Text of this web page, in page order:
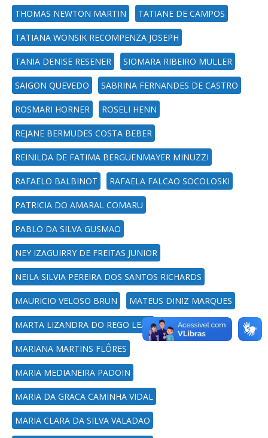
THOMAS NEWTON MARTIN TATIANE DE CAMPOS
TATIANA WONSIK RECOMPENZA JOSEPH
TANIA DENISE RESENER SIOMARA RIBEIRO MULLER
SAIGON QUEVEDO SABRINA FERNANDES DE CASTRO
ROSMARI HORNER ROSELI HENN
REJANE BERMUDES COSTA BEBER
REINILDA DE FATIMA BERGUENMAYER MINUZZI
RAFAELO BALBINOT RAFAELA FALCAO SOCOLOSKI
PATRICIA DO AMARAL COMARU
PABLO DA SILVA GUSMAO
NEY IZAGUIRRY DE FREITAS JUNIOR
NEILA SILVIA PEREIRA DOS SANTOS RICHARDS
MAURICIO VELOSO BRUN MATEUS DINIZ MARQUES
MARTA LIZANDRA DO REGO LEAL
MARIANA MARTINS FLÔRES
MARIA MEDIANEIRA PADOIN
MARIA DA GRACA CAMINHA VIDAL
MARIA CLARA DA SILVA VALADAO